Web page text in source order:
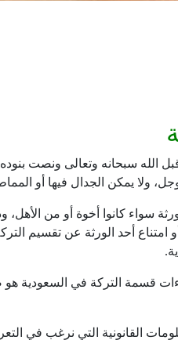
الله سبحانه وتعالى ونصت
ولا يمكن الجدال فيها أو
سواء كانوا أخوة أو من
امتناع أحد الورثة عن تقسيم
قسمة التركة في السعودية هو
القانونية التي نرغب في